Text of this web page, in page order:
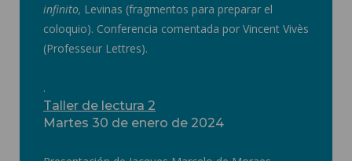
infinito, Levinas (fragmentos para preparar el
coloquio). Conferencia comentada por Vincent Vivès
(Professeur Lettres).
.
Taller de lectura 2
Martes 30 de enero de 2024